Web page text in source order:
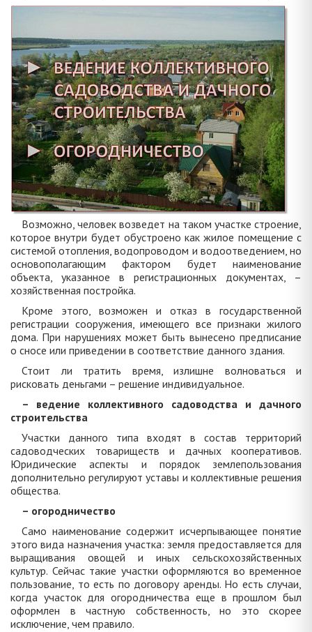
Возможно, человек возведет на таком участке строение,
которое внутри будет обустроено как жилое помещение с
системой отопления, водопроводом и водоотведением, но
основополагающим фактором будет наименование
объекта, указанное в регистрационных документах, –
хозяйственная постройка.
Кроме этого, возможен и отказ в государственной
регистрации сооружения, имеющего все признаки жилого
дома. При нарушениях может быть вынесено предписание
о сносе или приведении в соответствие данного здания.
Стоит ли тратить время, излишне волноваться и
рисковать деньгами – решение индивидуальное.
– ведение коллективного садоводства и дачного
строительства
Участки данного типа входят в состав территорий
садоводческих товариществ и дачных кооперативов.
Юридические аспекты и порядок землепользования
дополнительно регулируют уставы и коллективные решения
общества.
– огородничество
Само наименование содержит исчерпывающее понятие
этого вида назначения участка: земля предоставляется для
выращивания овощей и иных сельскохозяйственных
культур. Сейчас такие участки оформляются во временное
пользование, то есть по договору аренды. Но есть случаи,
когда участок для огородничества еще в прошлом был
оформлен в частную собственность, но это скорее
исключение, чем правило.